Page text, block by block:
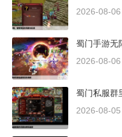
2026-08-
蜀门手游无
2026-08-
蜀门私服群
2026-08-